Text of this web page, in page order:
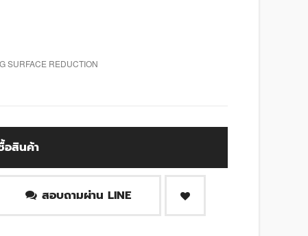
SURFACE REDUCTION
อสินค้า
สอบถามผ่าน LINE